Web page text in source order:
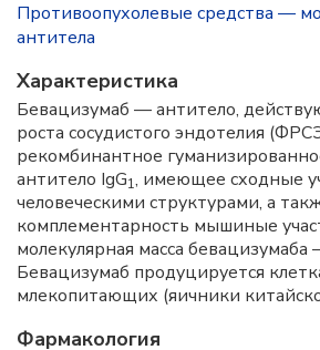
Противоопухолевые средства —
антитела
Характеристика
Бевацизумаб — антитело,
роста сосудистого эндотелия
рекомбинантное
антитело IgG1, имеющее сходные
человеческими структурами, а
комплементарность мышиные
молекулярная масса
Бевацизумаб продуцируется
млекопитающих (яичники
Фармакология